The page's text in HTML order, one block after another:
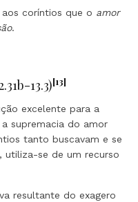
coríntios que o amor
.
13.3)[13]
excelente para a
supremacia do amor
tanto buscavam e se
utiliza-se de um recurso
resultante do exagero